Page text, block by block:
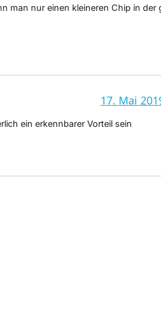
man nur einen kleineren Chip in der
17. Mai
ein erkennbarer Vorteil sein